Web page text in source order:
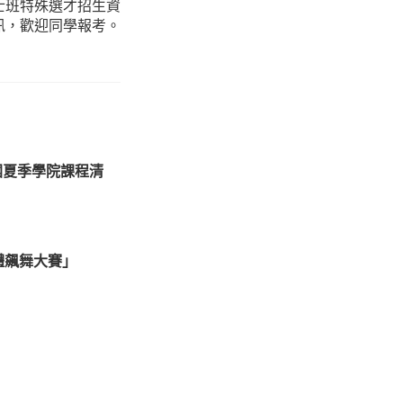
特殊選才招生資
，歡迎同學報考。
季學院課程清
舞大賽」